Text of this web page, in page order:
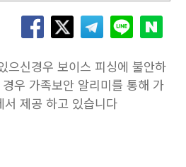
으신경우 보이스 피싱에 불안하
우 가족보안 알리미를 통해 가
제공 하고 있습니다